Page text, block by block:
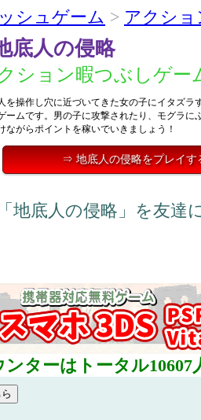
シュゲーム > アクショ
底人の侵略
ション暇つぶしゲー
を操作し穴に近づいてきた女の子にイタズラ
ームです。男の子に攻撃されたり、モグラに
ながらポイントを稼いでいきましょう！
⇒ 地底人の侵略をプレイす
地底人の侵略」を友達
ターはトータル10607